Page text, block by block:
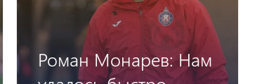
Роман Монарев: Нам